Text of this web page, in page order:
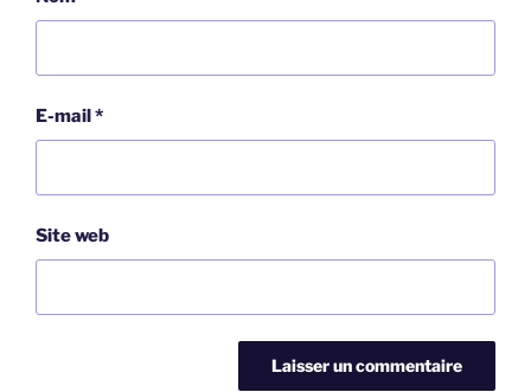
E-mail *
Site web